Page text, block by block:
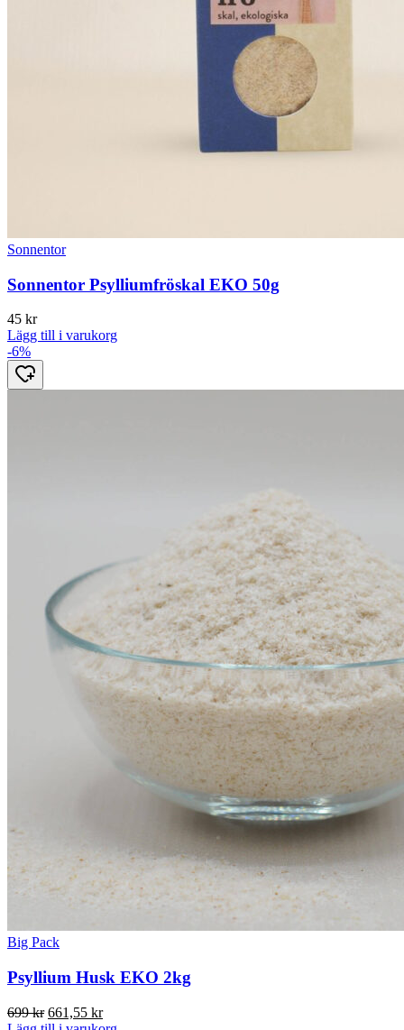
Sonnentor
Sonnentor Psylliumfröskal EKO 50g
45 kr
Lägg till i varukorg
-6%
Big Pack
Psyllium Husk EKO 2kg
699kr Det
661,55 krDet